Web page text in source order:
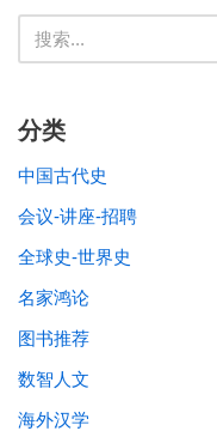
分类
中国古代史
会议-讲座-招聘
全球史-世界史
名家鸿论
图书推荐
数智人文
海外汉学